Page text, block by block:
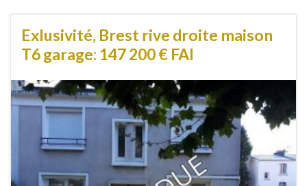
Exlusivité, Brest rive droite maison
T6 garage: 147 200 € FAI